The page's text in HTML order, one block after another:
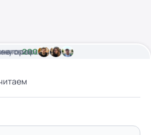
времени
от200 грн